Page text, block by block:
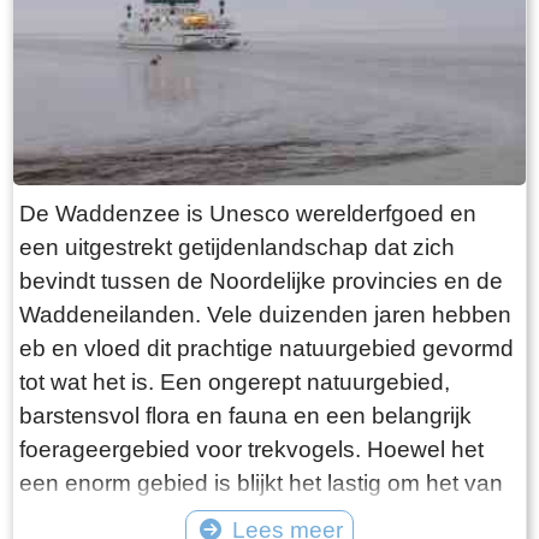
want deze is aan de binnenkant ook de moeite
waard. Er hangt een aantal historische houten
rouwborden aan de muur. In de huizen brandt
licht en de kachel. Aan de andere kant van de
terp loop je weer naar beneden, nu via voetpad
van gele klinkers. Als je daarna links aanhoudt
kom je gewoon weer uit waar je bent begonnen.
Het is moeilijk voor te stellen dat een dergelijk
terp ooit door mensenhanden is gemaakt.
Terpen hadden een belangrijke functie als
bescherming tegen overstromingen vanuit zee.
Na de aanleg van dijken werden ze, ontdaan
van hun nut, voor het grootste deel weer
afgegraven. De vruchtbare grond naar elders
verscheept. Hoe rigoureus deze vorm van
De Waddenzee is Unesco werelderfgoed en
een uitgestrekt getijdenlandschap dat zich
bevindt tussen de Noordelijke provincies en de
Waddeneilanden. Vele duizenden jaren hebben
eb en vloed dit prachtige natuurgebied gevormd
tot wat het is. Een ongerept natuurgebied,
barstensvol flora en fauna en een belangrijk
foerageergebied voor trekvogels. Hoewel het
een enorm gebied is blijkt het lastig om het van
dichtbij te zien en ervaren. Natuurlijk kun je in
Lees meer